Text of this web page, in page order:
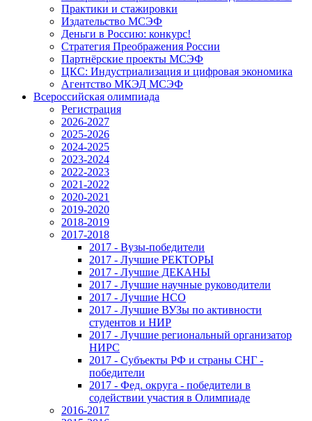
Практики и стажировки
Издательство МСЭФ
Деньги в Россию: конкурс!
Стратегия Преображения России
Партнёрские проекты МСЭФ
ЦКС: Индустриализация и цифровая экономика
Агентство МКЭД МСЭФ
Всероссийская олимпиада
Регистрация
2026-2027
2025-2026
2024-2025
2023-2024
2022-2023
2021-2022
2020-2021
2019-2020
2018-2019
2017-2018
2017 - Вузы-победители
2017 - Лучшие РЕКТОРЫ
2017 - Лучшие ДЕКАНЫ
2017 - Лучшие научные руководители
2017 - Лучшие НСО
2017 - Лучшие ВУЗы по активности
студентов и НИР
2017 - Лучшие региональный организатор
НИРС
2017 - Субъекты РФ и страны СНГ -
победители
2017 - Фед. округа - победители в
содействии участия в Олимпиаде
2016-2017